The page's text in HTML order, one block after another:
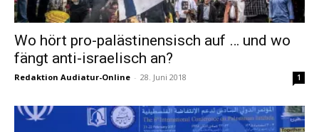
Wo hört pro-palästinensisch auf … und wo
fängt anti-israelisch an?
Redaktion Audiatur-Online - 28. Juni 2018 1